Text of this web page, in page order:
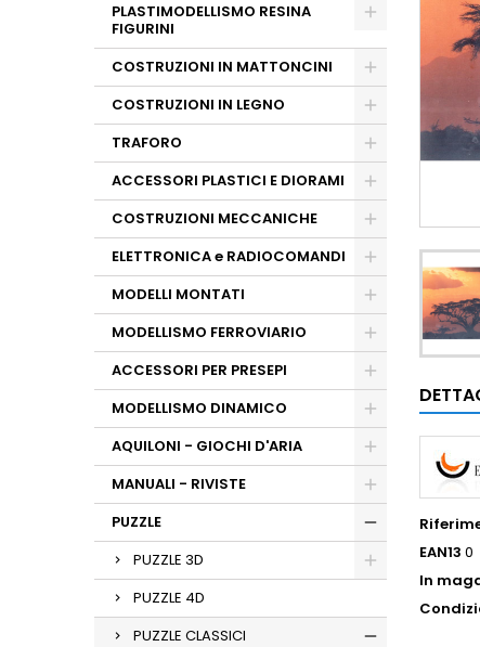
PLASTIMODELLISMO RESINA
FIGURINI
COSTRUZIONI IN MATTONCINI
COSTRUZIONI IN LEGNO
TRAFORO
ACCESSORI PLASTICI E DIORAMI
COSTRUZIONI MECCANICHE
ELETTRONICA e RADIOCOMANDI
MODELLI MONTATI
MODELLISMO FERROVIARIO
ACCESSORI PER PRESEPI
MODELLISMO DINAMICO
AQUILONI - GIOCHI D'ARIA
MANUALI - RIVISTE
PUZZLE
PUZZLE 3D
PUZZLE 4D
PUZZLE CLASSICI
EAN13 0
In